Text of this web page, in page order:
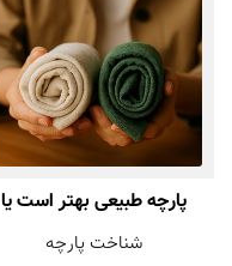
پارچه طبیعی بهتر است یا
مصنوعی؟ راهنمای انتخاب
شناخت پارچه